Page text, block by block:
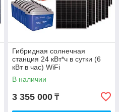
Гибридная солнечная
станция 24 кВт*ч в сутки (6
кВт в час) WiFi
В наличии
3 355 000 ₸